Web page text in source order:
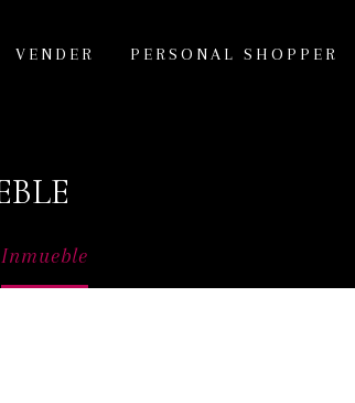
VENDER PERSONAL SHOPPER
Inmueble